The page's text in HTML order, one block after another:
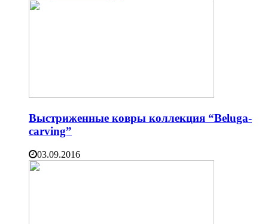
Выстриженные ковры коллекция “Beluga-
carving”
03.09.2016